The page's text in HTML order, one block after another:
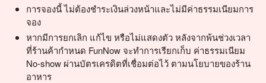
การจองนี้ ไม่ต้องชำระเงินล่วงหน้าและไม่มีค่าธรรมเนียมการ
จอง
หากมีการยกเลิก แก้ไข หรือไม่แสดงตัว หลังจากพ้นช่วงเวลา
ที่ร้านค้ากำหนด FunNow จะทำการเรียกเก็บ ค่าธรรมเนียม
No-show ผ่านบัตรเครดิตที่เชื่อมต่อไว้ ตามนโยบายของร้าน
อาหาร